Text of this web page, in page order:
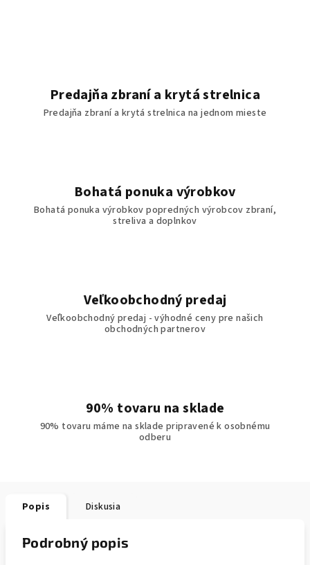
Predajňa zbraní a krytá strelnica
Predajňa zbraní a krytá strelnica na jednom mieste
Bohatá ponuka výrobkov
Bohatá ponuka výrobkov popredných výrobcov zbraní,
streliva a doplnkov
Veľkoobchodný predaj
Veľkoobchodný predaj - výhodné ceny pre našich
obchodných partnerov
90% tovaru na sklade
90% tovaru máme na sklade pripravené k osobnému
odberu
Popis Diskusia
Podrobný popis